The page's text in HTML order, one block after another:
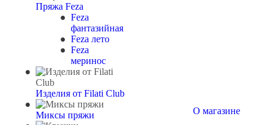
Пряжа Feza
Feza
фантазийная
Feza лето
Feza
меринос
Изделия от Filati Club
Миксы пряжи
О магазине